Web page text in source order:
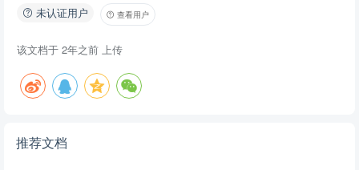
未认证用户 查看用户
该文档于 2年之前 上传
推荐文档